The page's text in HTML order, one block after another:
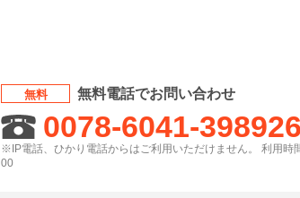
無料 無料電話でお問い合わせ
0078-6041-398926
※IP電話、ひかり電話からはご利用いただけません。 利用時
00